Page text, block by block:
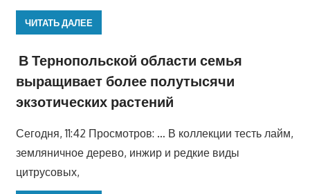
ЧИТАТЬ ДАЛЕЕ
В Тернопольской области семья
выращивает более полутысячи
экзотических растений
Сегодня, 11:42 Просмотров: … В коллекции тесть лайм,
земляничное дерево, инжир и редкие виды
цитрусовых,